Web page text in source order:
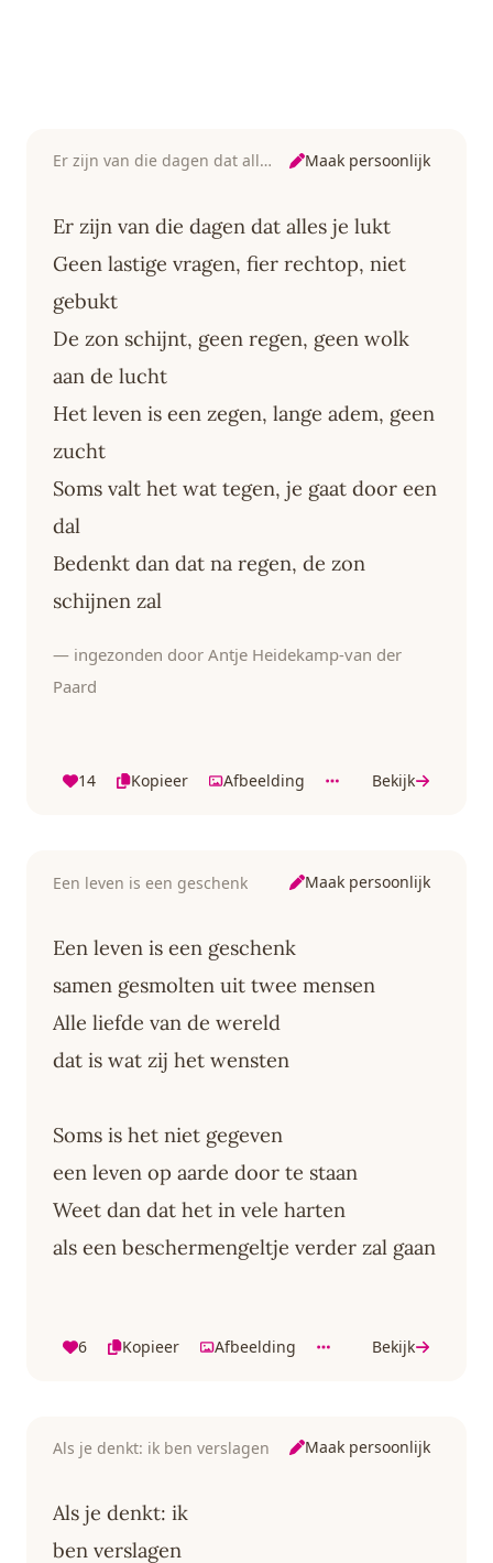
Er zijn van die dagen dat alles je lukt Maak persoonlijk
Er zijn van die dagen dat alles je lukt
Geen lastige vragen, fier rechtop, niet
gebukt
De zon schijnt, geen regen, geen wolk
aan de lucht
Het leven is een zegen, lange adem, geen
zucht
Soms valt het wat tegen, je gaat door een
dal
Bedenkt dan dat na regen, de zon
schijnen zal
— ingezonden door Antje Heidekamp-van der
Paard
14 Kopieer Afbeelding Bekijk
Een leven is een geschenk Maak persoonlijk
Een leven is een geschenk
samen gesmolten uit twee mensen
Alle liefde van de wereld
dat is wat zij het wensten
Soms is het niet gegeven
een leven op aarde door te staan
Weet dan dat het in vele harten
als een beschermengeltje verder zal gaan
6 Kopieer Afbeelding Bekijk
Als je denkt: ik ben verslagen Maak persoonlijk
Als je denkt: ik
ben verslagen